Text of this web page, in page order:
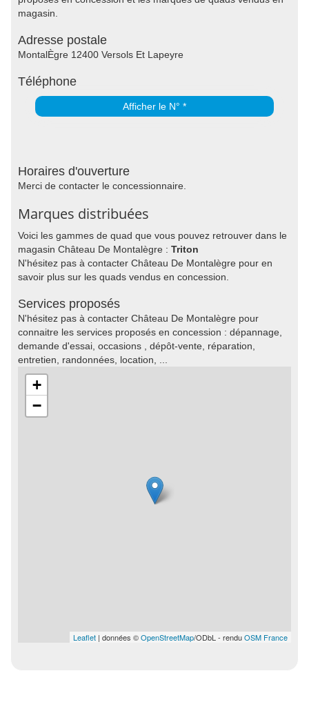
magasin.
Adresse postale
MontalÈgre 12400 Versols Et Lapeyre
Téléphone
Afficher le N° *
Horaires d'ouverture
Merci de contacter le concessionnaire.
Marques distribuées
Voici les gammes de quad que vous pouvez retrouver dans le
magasin Château De Montalègre : Triton
N'hésitez pas à contacter Château De Montalègre pour en
savoir plus sur les quads vendus en concession.
Services proposés
N'hésitez pas à contacter Château De Montalègre pour
connaitre les services proposés en concession : dépannage,
demande d'essai, occasions , dépôt-vente, réparation,
entretien, randonnées, location, ...
+
−
Leaflet | données ©OpenStreetMap/ODbL - renduOSM France